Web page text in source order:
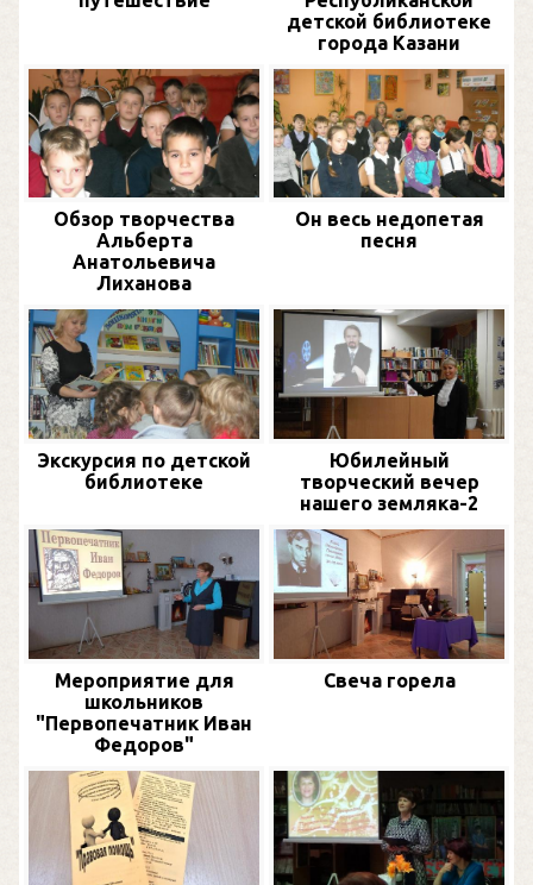
детской библиотеке
города Казани
Обзор творчества
Альберта
Анатольевича
Лиханова
Он весь недопетая
песня
Экскурсия по детской
библиотеке
Юбилейный
творческий вечер
нашего земляка-2
Мероприятие для
школьников
"Первопечатник Иван
Федоров"
Свеча горела